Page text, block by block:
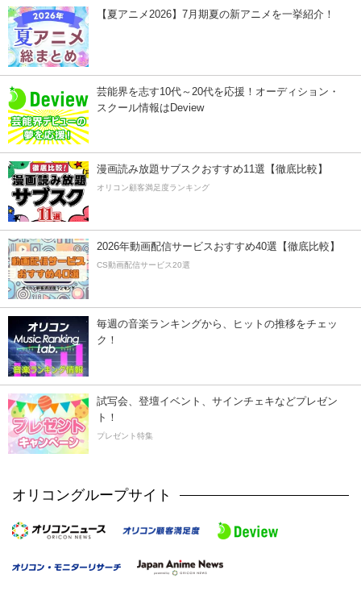
【夏アニメ2026】7月期夏の新アニメを一挙紹介！
芸能界を志す10代～20代を応援！オーディション・
スクール情報はDeview
漫画読み放題サブスクおすすめ11選【徹底比較】
オリコン顧客満足度ランキング
2026年動画配信サービスおすすめ40選【徹底比較】
CS動画配信サービス20選
毎週の音楽ランキングから、ヒットの推移をチェッ
ク！
試写会、登壇イベント、サインチェキなどプレゼン
ト！
プレゼント特集
オリコングループサイト